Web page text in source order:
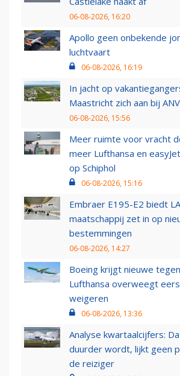
06-08-2026, 16:20
Apollo geen onbekende
luchtvaart
06-08-2026, 16:19
In jacht op
Maastricht zich aan bij
06-08-2026, 15:56
Meer ruimte voor vracht
meer Lufthansa en
op Schiphol
06-08-2026, 15:16
Embraer E195-E2 biedt
maatschappij zet in op
bestemmingen
06-08-2026, 14:27
Boeing krijgt nieuwe
Lufthansa overweegt
weigeren
06-08-2026, 13:36
Analyse kwartaalcijfers:
duurder wordt, lijkt geen
de reiziger